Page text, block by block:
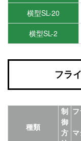
横型SL-20
横型SL-2
フラ
種類
制
御
方